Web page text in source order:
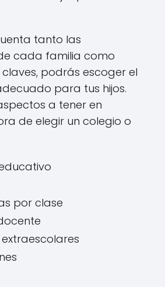
tanto las
cada familia como
claves, podrás escoger el
para tus hijos.
a tener en
de elegir un colegio o
por clase